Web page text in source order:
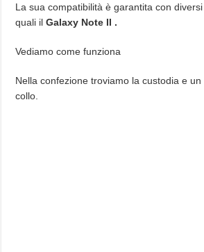
La sua compatibilità è garantita con
quali ilGalaxy Note II .
Vediamo come funziona
Nella confezione troviamo la custodia e
collo.